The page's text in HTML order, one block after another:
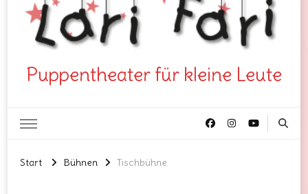
Puppentheater für kleine Leute
Start Bühnen Tischbühne